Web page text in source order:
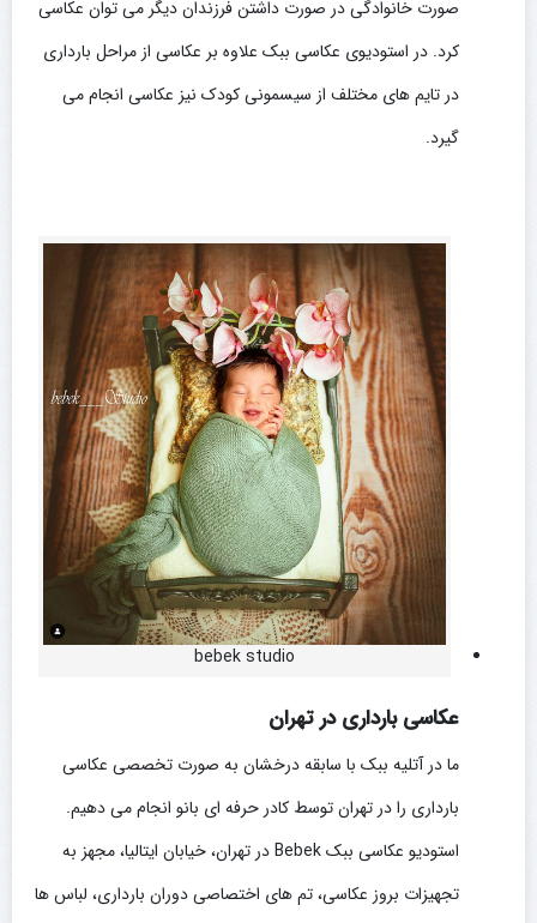
صورت خانوادگی در صورت داشتن فرزندان دیگر می توان عکاسی
کرد. در استودیوی عکاسی ببک علاوه بر عکاسی از مراحل بارداری
در تایم های مختلف از سیسمونی کودک نیز عکاسی انجام می
گیرد.
bebek studio
عکاسی بارداری در تهران
ما در آتلیه ببک با سابقه درخشان به صورت تخصصی عکاسی
بارداری را در تهران توسط کادر حرفه ای بانو انجام می دهیم.
استودیو عکاسی ببک Bebek در تهران، خیابان ایتالیا، مجهز به
تجهیزات بروز عکاسی، تم های اختصاصی دوران بارداری، لباس ها